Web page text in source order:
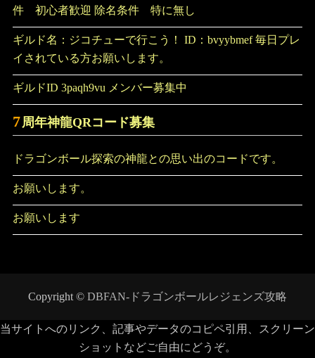
件 初心者歓迎 除名条件 特に無し
ギルド名：ジコチューで行こう！ ID：bvyybmef 毎日プレ
イされている方お願いします。
ギルドID 3paqh9vu メンバー募集中
7 周年神龍QRコード募集
ドラゴンボール探索の神龍との思い出のコードです。
お願いします。
お願いします
Copyright © DBFAN-ドラゴンボールレジェンズ攻略
当サイトへのリンク、記事やデータのコピペ引用、スクリーン
ショットなどご自由にどうぞ。